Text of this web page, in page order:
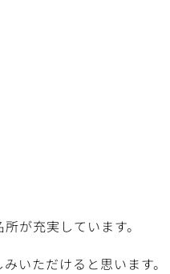
が充実しています。
いただけると思います。